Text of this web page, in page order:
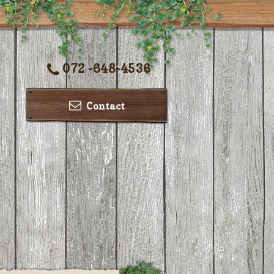
072 -648-4536
Contact